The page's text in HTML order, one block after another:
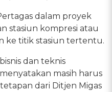
dalam proyek
stasiun kompresi atau
ke titik stasiun tertentu.
dan teknis
masih harus
dari Ditjen Migas